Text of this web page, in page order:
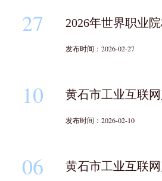
27 2026年世界职业
发布时间：2026-02-27
10 黄石市工业互联
发布时间：2026-02-10
06 黄石市工业互联